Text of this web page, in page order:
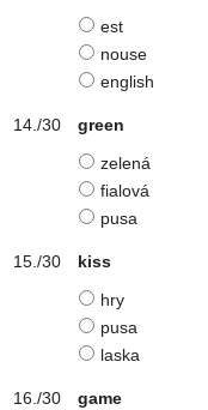
est
nouse
english
green
zelená
fialová
pusa
kiss
hry
pusa
laska
game